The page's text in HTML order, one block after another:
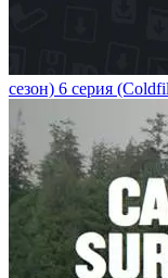
сезон) 6 серия